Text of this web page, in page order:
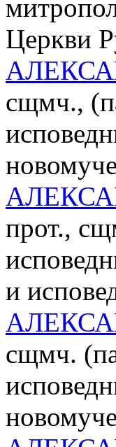
Церкви
сщмч.,
прот.,
и
сщмч.